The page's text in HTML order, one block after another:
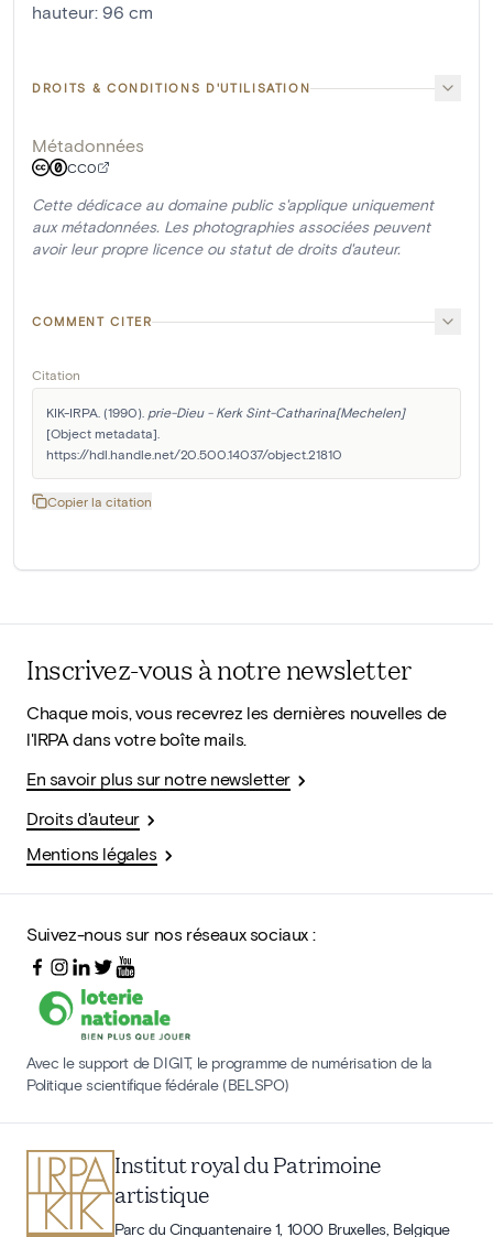
hauteur: 96 cm
DROITS & CONDITIONS D'UTILISATION
Métadonnées
CC0
Cette dédicace au domaine public s'applique uniquement
aux métadonnées. Les photographies associées peuvent
avoir leur propre licence ou statut de droits d'auteur.
COMMENT CITER
Citation
KIK-IRPA. (1990). prie-Dieu - Kerk Sint-Catharina[Mechelen]
[Object metadata].
https://hdl.handle.net/20.500.14037/object.21810
Copier la citation
Inscrivez-vous à notre newsletter
Chaque mois, vous recevrez les dernières nouvelles de
l'IRPA dans votre boîte mails.
En savoir plus sur notre newsletter
Droits d'auteur
Mentions légales
Suivez-nous sur nos réseaux sociaux :
Avec le support de DIGIT, le programme de numérisation de la
Politique scientifique fédérale (BELSPO)
Institut royal du Patrimoine
artistique
Parc du Cinquantenaire 1, 1000 Bruxelles, Belgique